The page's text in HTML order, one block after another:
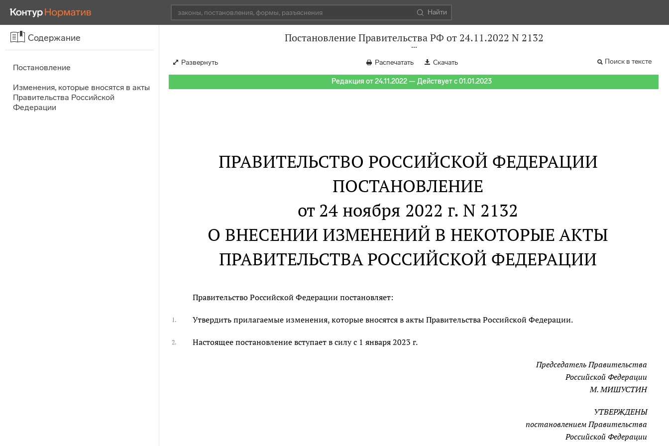
Найти
Содержание
Постановление
Изменения, которые вносятся в акты
Правительства Российской
Федерации
Постановление Правительства РФ от 24.11.2022 N 2132
Развернуть Распечатать Скачать Поиск в тексте
Редакция от 24.11.2022 — Действует с 01.01.2023
ПРАВИТЕЛЬСТВО РОССИЙСКОЙ ФЕДЕРАЦИИ
ПОСТАНОВЛЕНИЕ
от 24 ноября 2022 г. N 2132
О ВНЕСЕНИИ ИЗМЕНЕНИЙ В НЕКОТОРЫЕ АКТЫ
ПРАВИТЕЛЬСТВА РОССИЙСКОЙ ФЕДЕРАЦИИ
Правительство Российской Федерации постановляет:
1. Утвердить прилагаемые изменения, которые вносятся в акты Правительства Российской Федерации.
2. Настоящее постановление вступает в силу с 1 января 2023 г.
Председатель Правительства
Российской Федерации
М. МИШУСТИН
УТВЕРЖДЕНЫ
постановлением Правительства
Российской Федерации